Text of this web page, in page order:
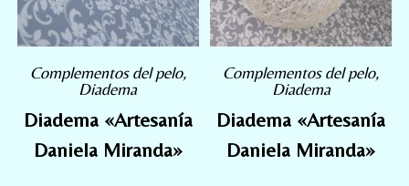
Complementos del pelo,
Diadema
Diadema «Artesanía
Daniela Miranda»
Complementos del pelo,
Diadema
Diadema «Artesanía
Daniela Miranda»